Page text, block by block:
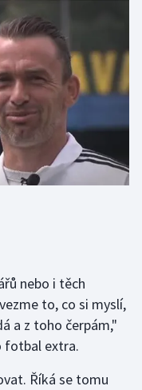
nebo i těch
to, co si myslí,
a z toho čerpám,"
fotbal extra.
Říká se tomu